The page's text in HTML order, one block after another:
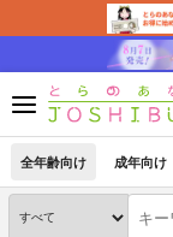
全年齢向け 成年向け